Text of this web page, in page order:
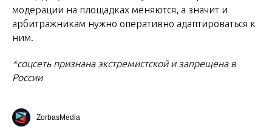
модерации на площадках меняются, а значит и
арбитражникам нужно оперативно адаптироваться к
ним.
*соцсеть признана экстремистской и запрещена в
России
ZorbasMedia